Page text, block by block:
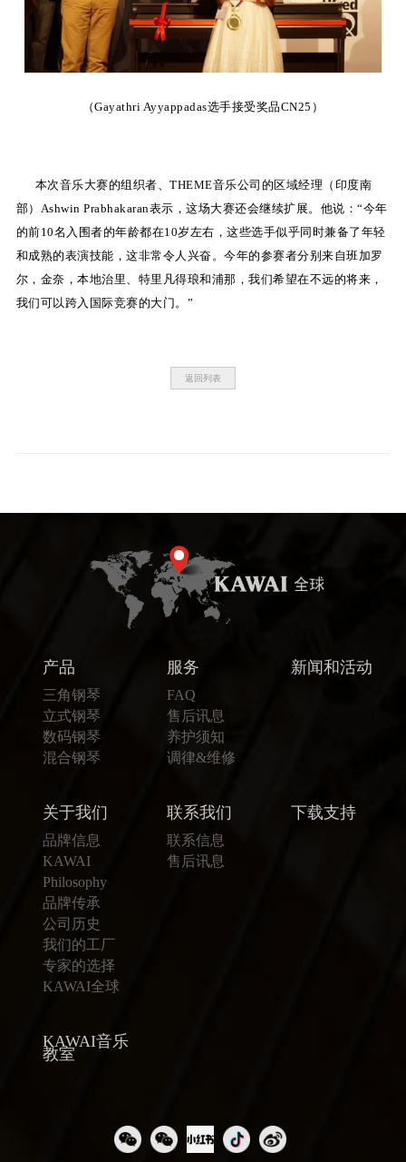
（Gayathri Ayyappadas选手接受奖品CN25）
本次音乐大赛的组织者、THEME音乐公司的区域经理（印度南
部）Ashwin Prabhakaran表示，这场大赛还会继续扩展。他说：“今年
的前10名入围者的年龄都在10岁左右，这些选手似乎同时兼备了年轻
和成熟的表演技能，这非常令人兴奋。今年的参赛者分别来自班加罗
尔，金奈，本地治里、特里凡得琅和浦那，我们希望在不远的将来，
我们可以跨入国际竞赛的大门。”
返回列表
产品
三角钢琴
立式钢琴
数码钢琴
混合钢琴
服务
FAQ
售后讯息
养护须知
调律&维修
新闻和活动
关于我们
品牌信息
KAWAI
Philosophy
品牌传承
公司历史
我们的工厂
专家的选择
KAWAI全球
联系我们
联系信息
售后讯息
下载支持
KAWAI音乐
教室